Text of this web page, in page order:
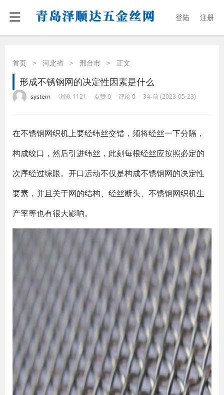
登陆 注册
首页 > 河北省 > 邢台市 > 正文
形成不锈钢网的决定性因素是什么
system 浏览 1121 点赞 0 评论 0 3年前 (2023-05-23)
在不锈钢网织机上要经纬丝交错，须将经丝一下分隔，
构成绞口，然后引进纬丝，此刻每根经丝应按照必定的
次序经过综眼。开口运动不仅是构成不锈钢网的决定性
要素，并且关于网的结构、经丝断头、不锈钢网织机生
产率等也有很大影响。